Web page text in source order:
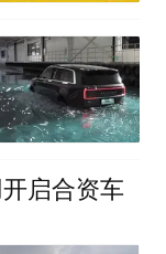
启合资车